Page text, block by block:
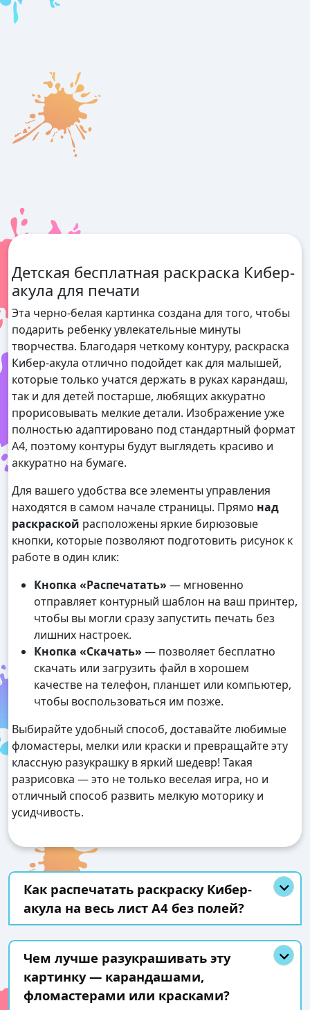
Детская бесплатная раскраска Кибер-
акула для печати
Эта черно-белая картинка создана для того, чтобы
подарить ребенку увлекательные минуты
творчества. Благодаря четкому контуру, раскраска
Кибер-акула отлично подойдет как для малышей,
которые только учатся держать в руках карандаш,
так и для детей постарше, любящих аккуратно
прорисовывать мелкие детали. Изображение уже
полностью адаптировано под стандартный формат
А4, поэтому контуры будут выглядеть красиво и
аккуратно на бумаге.
Для вашего удобства все элементы управления
находятся в самом начале страницы. Прямо над
раскраской расположены яркие бирюзовые
кнопки, которые позволяют подготовить рисунок к
работе в один клик:
Кнопка «Распечатать» — мгновенно
отправляет контурный шаблон на ваш принтер,
чтобы вы могли сразу запустить печать без
лишних настроек.
Кнопка «Скачать» — позволяет бесплатно
скачать или загрузить файл в хорошем
качестве на телефон, планшет или компьютер,
чтобы воспользоваться им позже.
Выбирайте удобный способ, доставайте любимые
фломастеры, мелки или краски и превращайте эту
классную разукрашку в яркий шедевр! Такая
разрисовка — это не только веселая игра, но и
отличный способ развить мелкую моторику и
усидчивость.
Как распечатать раскраску Кибер-
акула на весь лист А4 без полей?
Чем лучше разукрашивать эту
картинку — карандашами,
фломастерами или красками?